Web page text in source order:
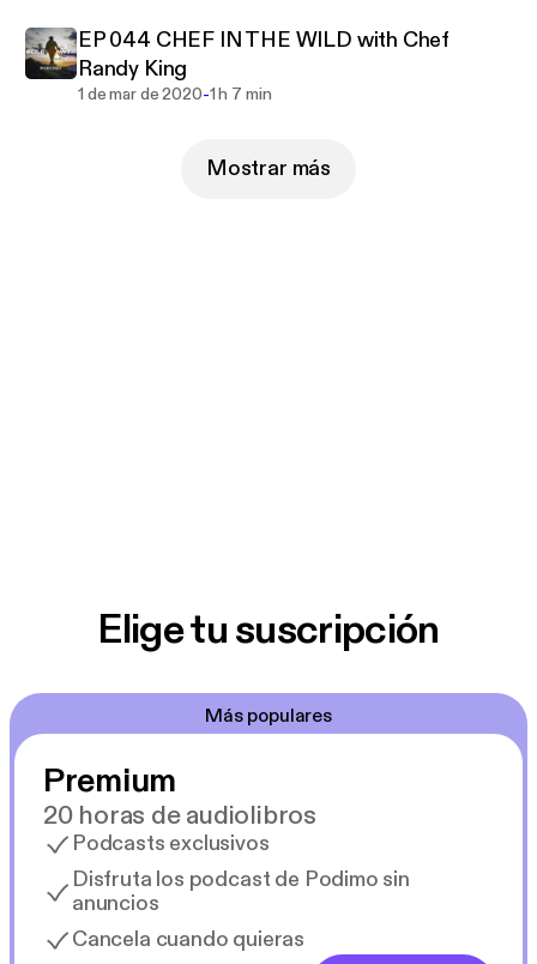
EP 044 CHEF IN THE WILD with Chef
Randy King
1 de mar de 2020-1 h 7 min
Mostrar más
Elige tu suscripción
Más populares
Premium
20 horas de audiolibros
Podcasts exclusivos
Disfruta los podcast de Podimo sin
anuncios
Cancela cuando quieras